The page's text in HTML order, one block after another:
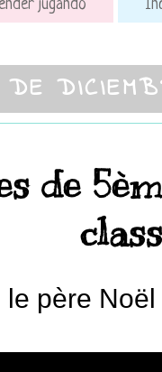
jugando
DE
de
le père